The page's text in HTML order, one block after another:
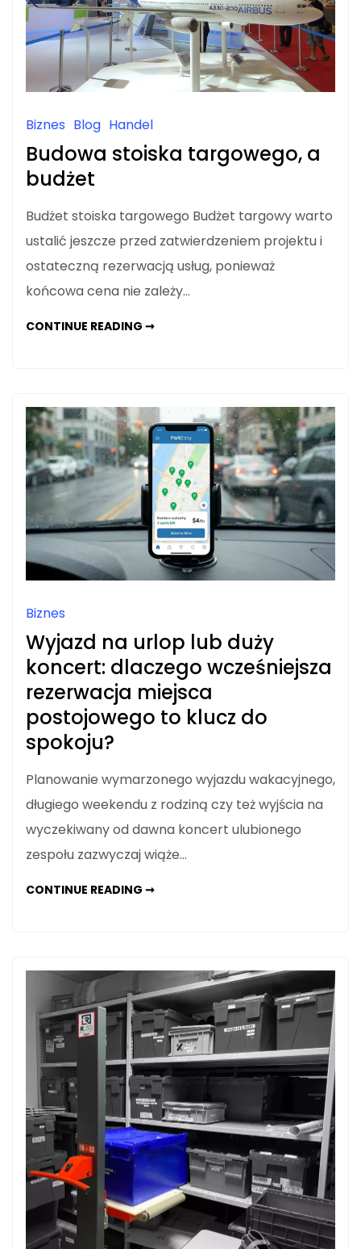
Biznes Blog Handel
Budowa stoiska targowego, a
budżet
Budżet stoiska targowego Budżet targowy warto
ustalić jeszcze przed zatwierdzeniem projektu i
ostateczną rezerwacją usług, ponieważ
końcowa cena nie zależy…
CONTINUE READING ➞BUDOWA
Biznes
Wyjazd na urlop lub duży
koncert: dlaczego wcześniejsza
rezerwacja miejsca
postojowego to klucz do
spokoju?
Planowanie wymarzonego wyjazdu wakacyjnego,
długiego weekendu z rodziną czy też wyjścia na
wyczekiwany od dawna koncert ulubionego
zespołu zazwyczaj wiąże…
CONTINUE READING ➞WYJAZD
WCZEŚNIEJSZA
REZERWACJA
MIEJSCA
POSTOJOWEGO
TO
KLUCZ
DO
SPOKOJU?